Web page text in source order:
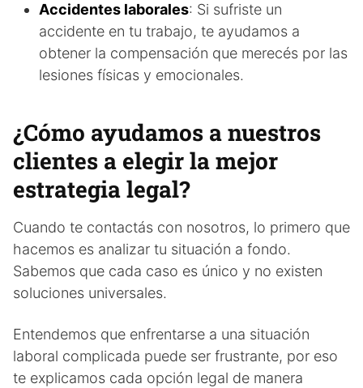
Accidentes laborales: Si sufriste un
accidente en tu trabajo, te ayudamos a
obtener la compensación que merecés por las
lesiones físicas y emocionales.
¿Cómo ayudamos a nuestros
clientes a elegir la mejor
estrategia legal?
Cuando te contactás con nosotros, lo primero que
hacemos es analizar tu situación a fondo.
Sabemos que cada caso es único y no existen
soluciones universales.
Entendemos que enfrentarse a una situación
laboral complicada puede ser frustrante, por eso
te explicamos cada opción legal de manera